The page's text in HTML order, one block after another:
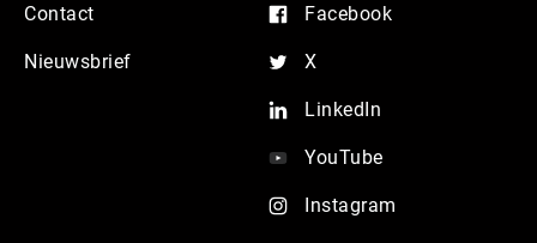
Contact
Nieuwsbrief
Facebook
X
LinkedIn
YouTube
Instagram